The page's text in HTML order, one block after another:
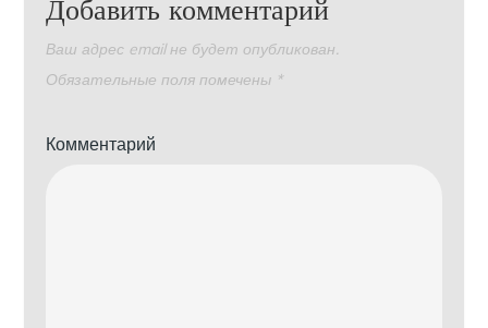
Добавить комментарий
Ваш адрес email не будет опубликован.
Обязательные поля помечены *
Комментарий